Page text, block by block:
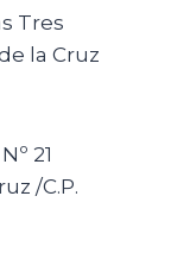
Tres
la Cruz
21
/C.P.